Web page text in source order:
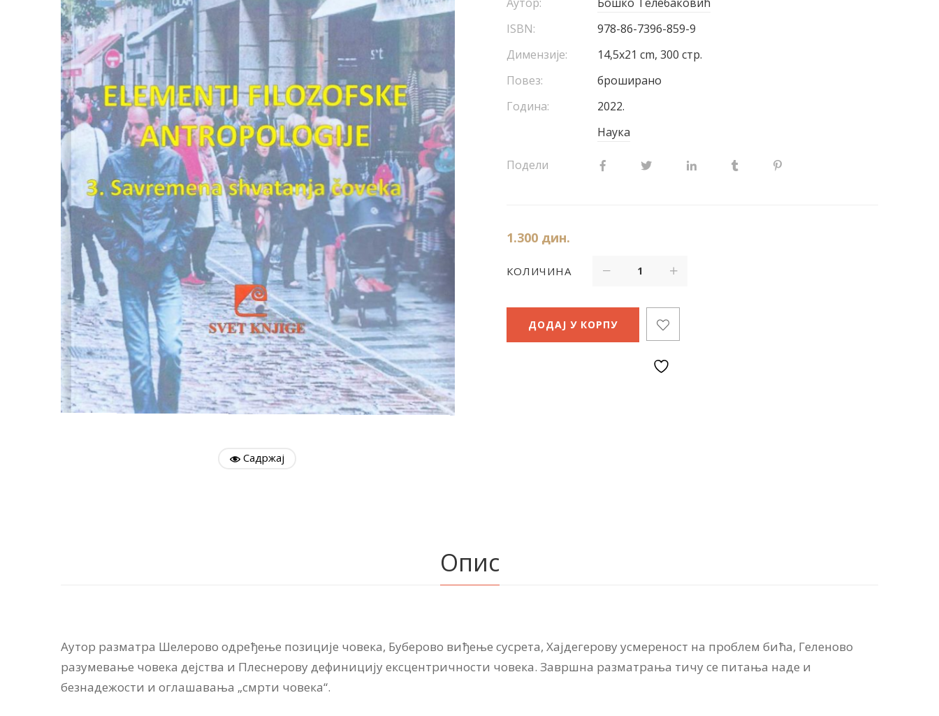
Садржај
ISBN:
978-86-7396-859-9
Димензије:
14,5х21 cm, 300 стр.
Повез:
броширано
Година:
2022.
Наука
Подели
1.300 дин.
КОЛИЧИНА
ДОДАЈ У КОРПУ
Опис
Аутор разматра Шелерово одређење позиције човека, Буберово виђење сусрета, Хајдегерову усмереност на проблем бића, Геленово
разумевање човека дејства и Плеснерову дефиницију ексцентричности човека. Завршна разматрања тичу се питања наде и
безнадежости и оглашавања „смрти човека“.